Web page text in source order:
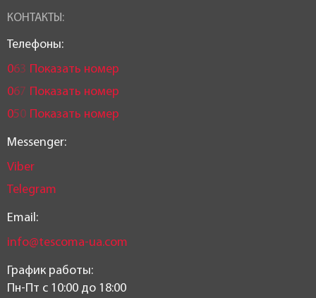
КОНТАКТЫ:
Телефоны:
063 Показать номер
067 Показать номер
050 Показать номер
Messenger:
Viber
Telegram
Email:
info@tescoma-ua.com
График работы:
Пн-Пт c 10:00 до 18:00